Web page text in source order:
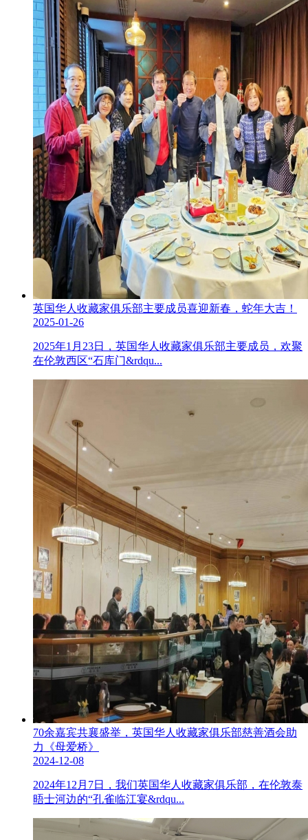
英国华人收藏家俱乐部主要成员喜迎新春，蛇年大吉！
2025-01-26
2025年1月23日，英国华人收藏家俱乐部主要成员，欢聚
在伦敦西区“石库门&rdqu...
70余嘉宾共襄盛举，英国华人收藏家俱乐部慈善酒会助
力《母爱桥》
2024-12-08
2024年12月7日，我们英国华人收藏家俱乐部，在伦敦泰
晤士河边的“孔雀临江宴&rdqu...